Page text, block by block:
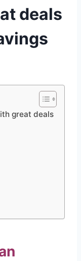
deals
great deals